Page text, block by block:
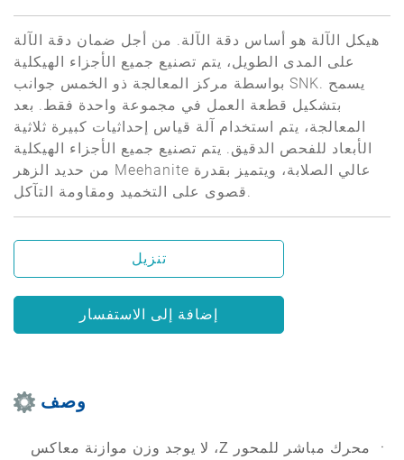
هيكل الآلة هو أساس دقة الآلة. من أجل ضمان دقة الآلة
على المدى الطويل، يتم تصنيع جميع الأجزاء الهيكلية
بواسطة مركز المعالجة ذو الخمس جوانب SNK. يسمح
بتشكيل قطعة العمل في مجموعة واحدة فقط. بعد
المعالجة، يتم استخدام آلة قياس إحداثيات كبيرة ثلاثية
الأبعاد للفحص الدقيق. يتم تصنيع جميع الأجزاء الهيكلية
من حديد الزهر Meehanite عالي الصلابة، ويتميز بقدرة
قصوى على التخميد ومقاومة التآكل.
تنزيل
إضافة إلى الاستفسار
وصف
ㆍ محرك مباشر للمحور Z، لا يوجد وزن موازنة معاكس